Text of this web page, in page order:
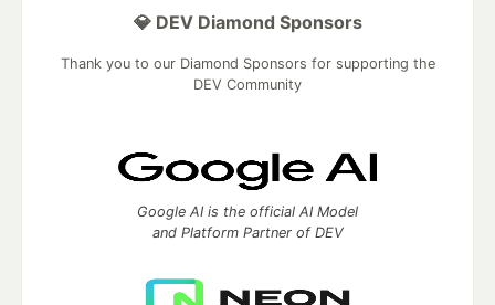
💎 DEV Diamond Sponsors
Thank you to our Diamond Sponsors for supporting the
DEV Community
Google AI is the official AI Model
and Platform Partner of DEV